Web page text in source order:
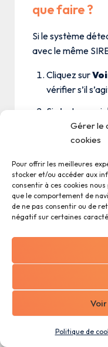
Gérer le
cookies
Pour offrir les meilleures
stocker et/ou accéder aux
consentir à ces cookies
que le comportement de
de ne pas consentir ou de
négatif sur certaines
Politique de
que faire ?
Si le système
avec le même
Cliquez sur
vérifier s’il
Si c’est un vrai
et utilisez la
établissement
entreprise),
même
rechercher
Oui. L’assistant
outilRecherche
de rechercher
SIRET et de
Vous pouvez lui